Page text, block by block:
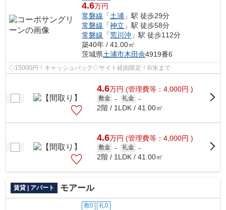
4.6万円
常磐線 「土浦 」駅 徒歩29分
常磐線 「神立 」駅 徒歩58分
常磐線 「荒川沖 」駅 徒歩112分
築40年 / 41.00㎡
茨城県土浦市木田余4919番6
◇15000円！キャッシュバック◇サイト経由限定！8/末まで
4.6万円 (管理費等：4,000円 )
敷金 - 礼金 -
2階 / 1LDK / 41.00㎡
4.6万円 (管理費等：4,000円 )
敷金 - 礼金 -
2階 / 1LDK / 41.00㎡
賃貸 | アパート モアール
敷0 礼0